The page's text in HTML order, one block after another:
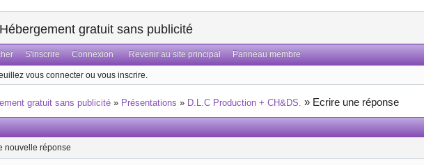
gratuit sans publicité
S'inscrire Connexion Revenir au site principal Panneau membre
vous connecter ou vous inscrire.
gratuit sans publicité » Présentations » D.L.C Production + CH&DS. » Ecrire une réponse
nouvelle réponse